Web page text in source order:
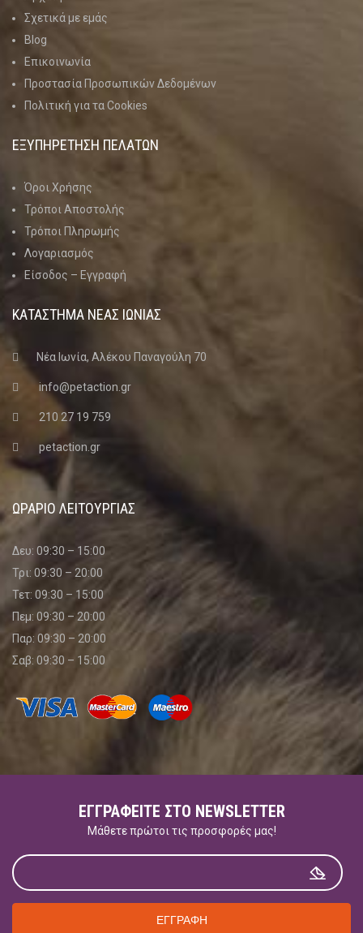
Σχετικά με εμάς
Blog
Επικοινωνία
Προστασία Προσωπικών Δεδομένων
Πολιτική για τα Cookies
ΕΞΥΠΗΡΕΤΗΣΗ ΠΕΛΑΤΩΝ
Όροι Χρήσης
Τρόποι Αποστολής
Τρόποι Πληρωμής
Λογαριασμός
Είσοδος – Εγγραφή
ΚΑΤΑΣΤΗΜΑ ΝΈΑΣ ΙΩΝΊΑΣ
Νέα Ιωνία, Αλέκου Παναγούλη 70
info@petaction.gr
210 27 19 759
petaction.gr
ΩΡΑΡΙΟ ΛΕΙΤΟΥΡΓΙΑΣ
Δευ: 09:30 – 15:00
Τρι: 09:30 – 20:00
Τετ: 09:30 – 15:00
Πεμ: 09:30 – 20:00
Παρ: 09:30 – 20:00
Σαβ: 09:30 – 15:00
ΕΓΓΡΑΦΕΊΤΕ ΣΤΟ NEWSLETTER
Μάθετε πρώτοι τις προσφορές μας!
ΕΓΓΡΑΦΗ